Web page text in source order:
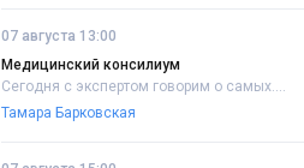
07 августа 13:00
Медицинский консилиум
Сегодня с экспертом говорим о самых....
Тамара Барковская